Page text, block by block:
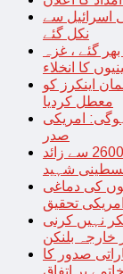
اسرائیل سے
نکل گئے
خانے بھر گئے ، غزہ
امریکی چینل نے3 مسلمان اینکرز کو
معطل کردیا
امریکی
صدر
غزہ پر اسرائیلی جارحیت کا سلسلہ جاری، 2600 سے زائد
شہید
کی دماغی
تحقیق
نہیں کرنی
خارجہ بلنکن
صدور کا
پر اتفاق